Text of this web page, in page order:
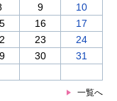
9
10
16
17
23
24
30 31
一覧へ